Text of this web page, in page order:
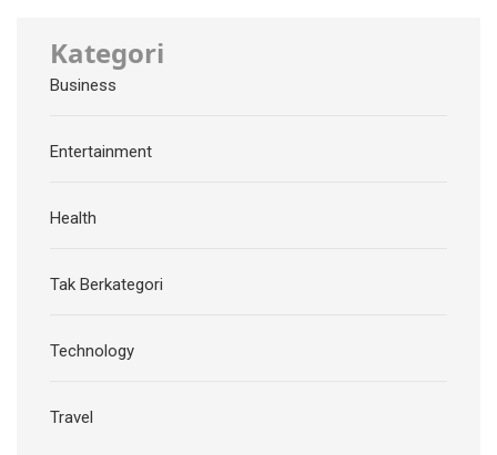
Kategori
Business
Entertainment
Health
Tak Berkategori
Technology
Travel